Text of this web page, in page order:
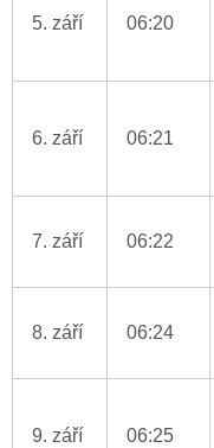
5. září 06:20
6. září 06:21
7. září 06:22
8. září 06:24
9. září 06:25